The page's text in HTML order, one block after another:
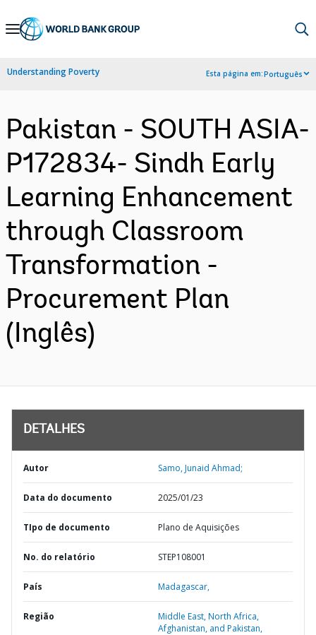
Skip
Navigation
Understanding Poverty Esta página em:Português
Pakistan - SOUTH ASIA-
P172834- Sindh Early
Learning Enhancement
through Classroom
Transformation -
Procurement Plan
(Inglês)
DETALHES
Autor Samo, Junaid Ahmad;
Data do documento 2025/01/23
TIpo de documento Plano de Aquisições
No. do relatório STEP108001
País Madagascar,
Região
Middle East, North Africa,
Afghanistan, and Pakistan,